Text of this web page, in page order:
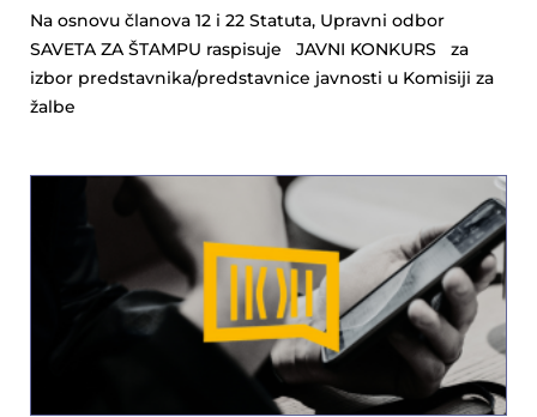
Na osnovu članova 12 i 22 Statuta, Upravni odbor
SAVETA ZA ŠTAMPU raspisuje JAVNI KONKURS za
izbor predstavnika/predstavnice javnosti u Komisiji za
žalbe